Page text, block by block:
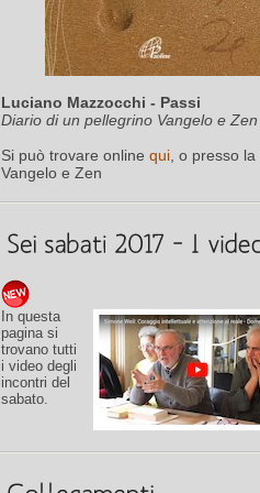
Luciano Mazzocchi - Passi
Diario di un pellegrino Vangelo e Zen
Si può trovare online qui , o presso la
Vangelo e Zen
In questa
pagina si
trovano tutti
i video degli
incontri del
sabato.